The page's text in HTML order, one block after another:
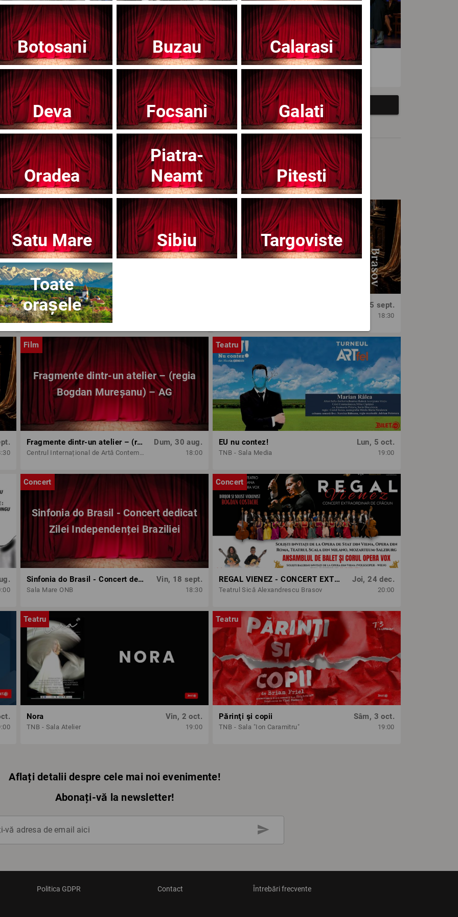
Teatrul Mic - Stagiunea 2025-2026 Teatrul Avangardia
Afisați mai multe evenimente
Noutăți
Concert
Opera Brasov
Concert
Sâm, 5 sept.
18:30
Film
Fragmente dintr-un atelier – (regia
Bogdan Mureșanu) – AG
Fragmente dintr-un atelier – (regia Bogdan Mureșanu) – AG
Centrul Internațional de Artă Contemporană - Baia Turcească Iași
Dum, 30 aug.
18:00
Teatru
EU nu contez!
TNB - Sala Media
Lun, 5 oct.
19:00
Concert
Sinfonia do Brasil - Concert dedicat
Zilei Independenței Braziliei
Sinfonia do Brasil - Concert dedicat Zilei Independenței Braziliei
Sala Mare ONB
Vin, 18 sept.
18:30
Concert
REGAL VIENEZ - CONCERT EXTRAORDINAR DE CRACIUN | BRASOV
Teatrul Sică Alexandrescu Brasov
Joi, 24 dec.
20:00
Teatru
Nora
TNB - Sala Atelier
Vin, 2 oct.
19:00
Teatru
Părinţi şi copii
TNB - Sala "Ion Caramitru"
Sâm, 3 oct.
19:00
Aflați detalii despre cele mai noi evenimente!
Abonați-vă la newsletter!
vă adresa de email aici send
Politica GDPR Contact Întrebări frecvente
Botosani Buzau Calarasi
Deva Focsani Galati
Oradea
Piatra-
Neamt
Pitesti
Satu Mare Sibiu Targoviste
Toate
orașele